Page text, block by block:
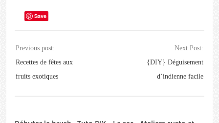
Save
Previous post:
Recettes de fêtes aux
fruits exotiques
Next Post:
{DIY} Déguisement
d’indienne facile